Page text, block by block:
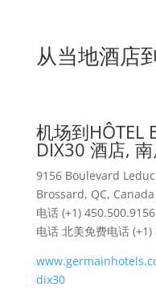
从当地酒店
机场到HÔTEL
DIX30 酒店,
9156 Boulevard
Brossard, QC, Canada
电话 (+1) 450.500.9156
电话 北美免费电话
dix30